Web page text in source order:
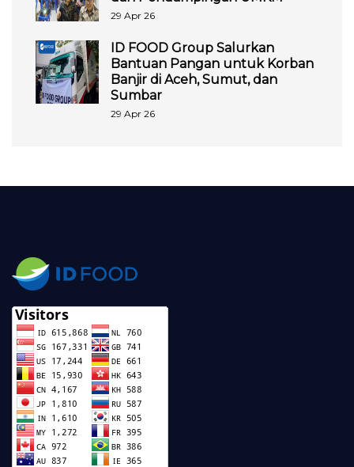
29 Apr 26
ID FOOD Group Salurkan
Bantuan Pangan untuk Korban
Banjir di Aceh, Sumut, dan
Sumbar
29 Apr 26